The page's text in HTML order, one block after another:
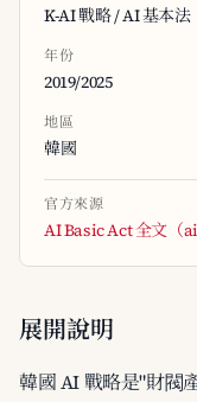
K-AI 戰略 / AI 基本法
年份
2019/2025
地區
韓國
官方來源
AI Basic Act 全文（
展開說明
韓國 AI 戰略是"財閥